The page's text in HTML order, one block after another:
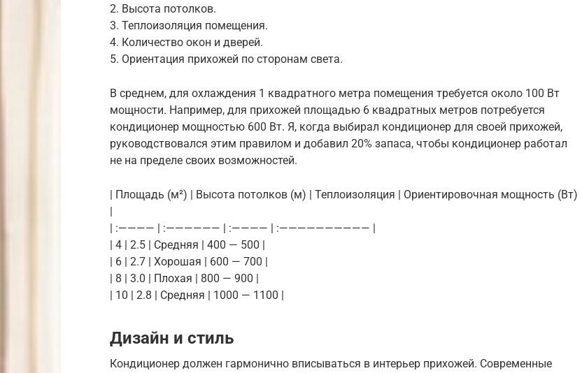
2. Высота потолков.
3. Теплоизоляция помещения.
4. Количество окон и дверей.
5. Ориентация прихожей по сторонам света.
В среднем, для охлаждения 1 квадратного метра помещения требуется около 100 Вт
мощности. Например, для прихожей площадью 6 квадратных метров потребуется
кондиционер мощностью 600 Вт. Я, когда выбирал кондиционер для своей прихожей,
руководствовался этим правилом и добавил 20% запаса, чтобы кондиционер работал
не на пределе своих возможностей.
| Площадь (м²) | Высота потолков (м) | Теплоизоляция | Ориентировочная мощность (Вт)
| :———— | :—————— | :———— | :—————————— |
| 4 | 2.5 | Средняя | 400 — 500 |
| 6 | 2.7 | Хорошая | 600 — 700 |
| 8 | 3.0 | Плохая | 800 — 900 |
| 10 | 2.8 | Средняя | 1000 — 1100 |
Дизайн и стиль
Кондиционер должен гармонично вписываться в интерьер прихожей. Современные